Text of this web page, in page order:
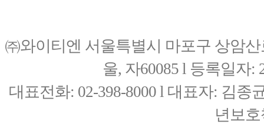
㈜와이티엔 서울특별시 마포구 상암
울, 자60085 l 등록일자:
대표전화: 02-398-8000 l 대표자: 김종
년보